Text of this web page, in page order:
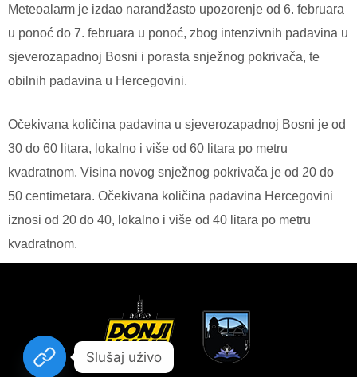
Meteoalarm je izdao narandžasto upozorenje od 6. februara
u ponoć do 7. februara u ponoć, zbog intenzivnih padavina u
sjeverozapadnoj Bosni i porasta snježnog pokrivača, te
obilnih padavina u Hercegovini.
Očekivana količina padavina u sjeverozapadnoj Bosni je od
30 do 60 litara, lokalno i više od 60 litara po metru
kvadratnom. Visina novog snježnog pokrivača je od 20 do
50 centimetara. Očekivana količina padavina Hercegovini
iznosi od 20 do 40, lokalno i više od 40 litara po metru
kvadratnom.
Slušaj uživo